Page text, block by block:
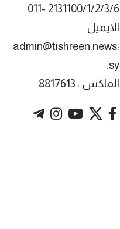
2131100/1/2/3/6 -011
الايميل
:admin@tishreen.news
.sy
الفاكس : 8817613